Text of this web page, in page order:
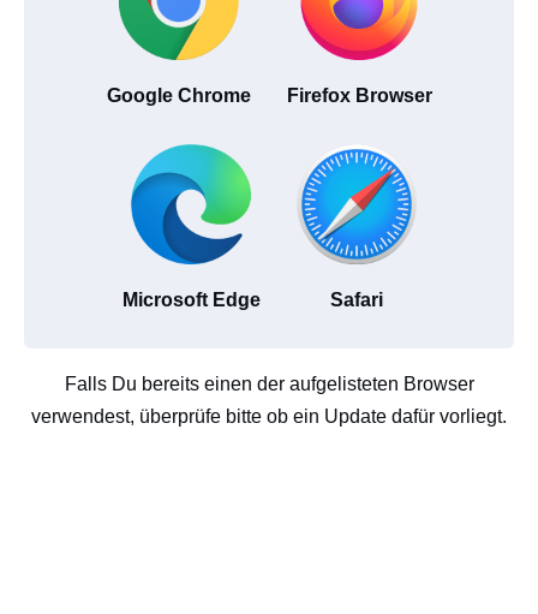
Google Chrome Firefox Browser
Microsoft Edge Safari
Falls Du bereits einen der aufgelisteten Browser
verwendest, überprüfe bitte ob ein Update dafür vorliegt.